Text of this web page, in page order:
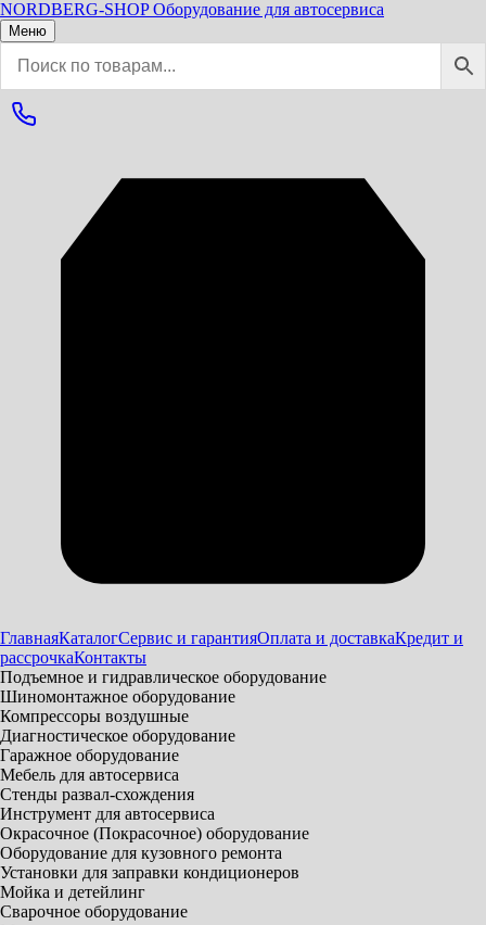
NORDBERG-SHOP Оборудование для автосервиса
Меню
ГлавнаяКаталогСервис и гарантияОплата и доставкаКредит и
рассрочкаКонтакты
Подъемное и гидравлическое оборудование
Шиномонтажное оборудование
Компрессоры воздушные
Диагностическое оборудование
Гаражное оборудование
Мебель для автосервиса
Стенды развал-схождения
Инструмент для автосервиса
Окрасочное (Покрасочное) оборудование
Оборудование для кузовного ремонта
Установки для заправки кондиционеров
Мойка и детейлинг
Сварочное оборудование